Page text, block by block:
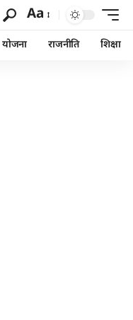
Aa
योजना राजनीति शिक्षा